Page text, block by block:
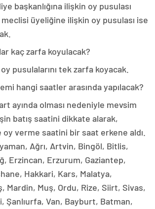
başkanlığına ilişkin oy pusulası
meclisi üyeliğine ilişkin oy pusulası ise
kaç zarfa koyulacak?
pusulalarını tek zarfa koyacak.
hangi saatler arasında yapılacak?
ayında olması nedeniyle mevsim
batış saatini dikkate alarak,
verme saatini bir saat erkene aldı.
Ağrı, Artvin, Bingöl, Bitlis,
Erzincan, Erzurum, Gaziantep,
Hakkari, Kars, Malatya,
Mardin, Muş, Ordu, Rize, Siirt, Sivas,
Şanlıurfa, Van, Bayburt, Batman,